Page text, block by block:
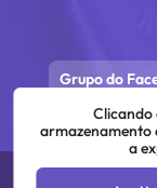
Clicando
armazenamento
a
Grupo do
Vera